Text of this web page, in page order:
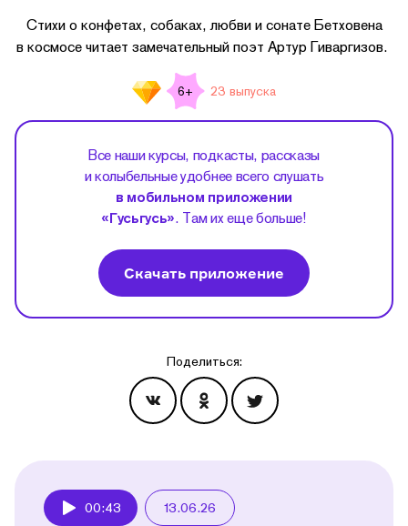
Стихи о конфетах, собаках, любви и сонате Бетховена
в космосе читает замечательный поэт Артур Гиваргизов.
6+ 23 выпуска
Все наши курсы, подкасты, рассказы
и колыбельные удобнее всего слушать
в мобильном приложении
«Гусьгусь». Там их еще больше!
Скачать приложение
Поделиться:
00:43 13.06.26